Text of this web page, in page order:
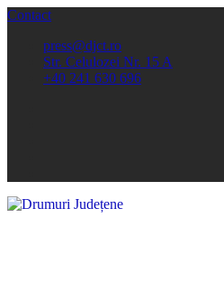
Contact
press@djct.ro
Str. Celulozei Nr. 15 A
+40 241 630 696